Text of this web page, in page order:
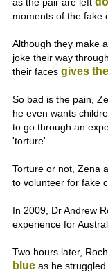
moments of the fake
Although they make
joke their way
their faces gives
So bad is the pain,
he even wants
to go through an
'torture'.
Torture or not, Zena
to volunteer for fake
In 2009, Dr Andrew
experience for
Two hours later,
blue as he